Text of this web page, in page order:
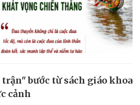
trận" bước từ sách giáo khoa
cảnh